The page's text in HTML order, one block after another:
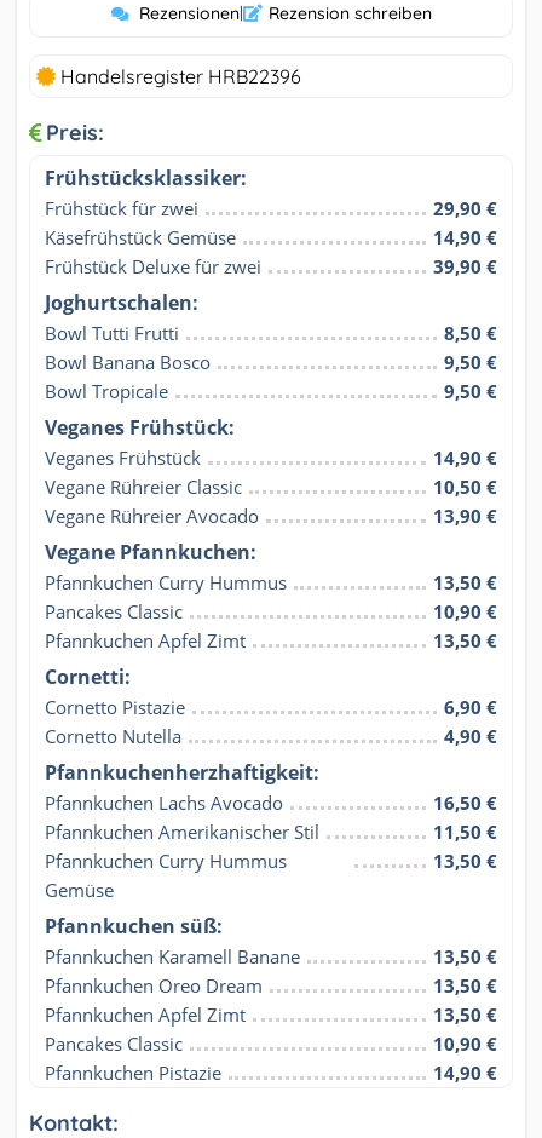
Rezensionen| Rezension schreiben
Handelsregister HRB22396
Preis:
Frühstücksklassiker:
Frühstück für zwei
29,90 €
Käsefrühstück Gemüse
14,90 €
Frühstück Deluxe für zwei
39,90 €
Joghurtschalen:
Bowl Tutti Frutti
8,50 €
Bowl Banana Bosco
9,50 €
Bowl Tropicale
9,50 €
Veganes Frühstück:
Veganes Frühstück
14,90 €
Vegane Rühreier Classic
10,50 €
Vegane Rühreier Avocado
13,90 €
Vegane Pfannkuchen:
Pfannkuchen Curry Hummus
13,50 €
Pancakes Classic
10,90 €
Pfannkuchen Apfel Zimt
13,50 €
Cornetti:
Cornetto Pistazie
6,90 €
Cornetto Nutella
4,90 €
Pfannkuchenherzhaftigkeit:
Pfannkuchen Lachs Avocado
16,50 €
Pfannkuchen Amerikanischer Stil
11,50 €
Pfannkuchen Curry Hummus
Gemüse
13,50 €
Pfannkuchen süß:
Pfannkuchen Karamell Banane
13,50 €
Pfannkuchen Oreo Dream
13,50 €
Pfannkuchen Apfel Zimt
13,50 €
Pancakes Classic
10,90 €
Pfannkuchen Pistazie
14,90 €
Kontakt: